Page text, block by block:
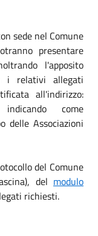
sede nel Comune
presentare
l'apposito
i relativi allegati
all'indirizzo:
come
delle Associazioni
del Comune
del modulo
richiesti.